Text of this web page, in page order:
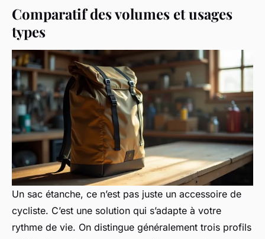
Comparatif des volumes et usages
types
Un sac étanche, ce n’est pas juste un accessoire de
cycliste. C’est une solution qui s’adapte à votre
rythme de vie. On distingue généralement trois profils